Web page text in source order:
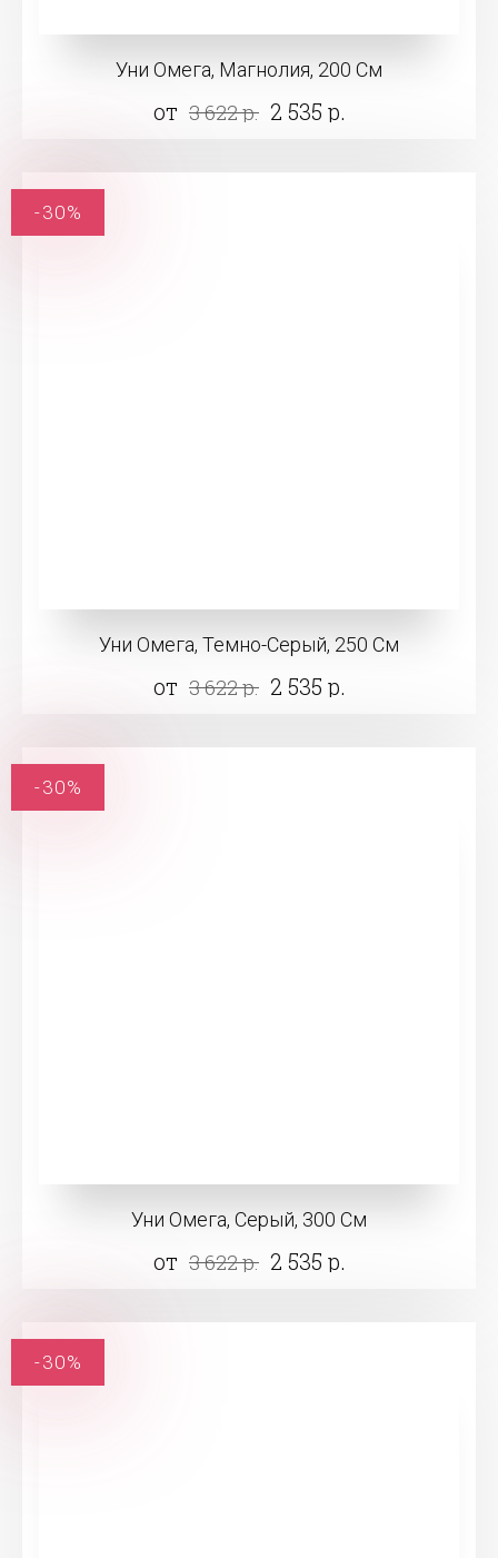
Уни Омега, Магнолия, 200 См
от 3 622 р. 2 535 р.
Уни Омега, Темно-Серый, 250 См
от 3 622 р. 2 535 р.
-30%
Уни Омега, Серый, 300 См
от 3 622 р. 2 535 р.
-30%
-30%